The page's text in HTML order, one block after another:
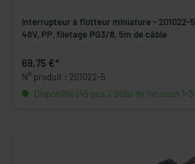
Interrupteur à flotteur miniature - 201022-
48V, PP, filetage PG3/8, 5m de câble
69,75 €*
N° produit : 201022-5
Disponible (45 pcs.), délai de livraison 1-